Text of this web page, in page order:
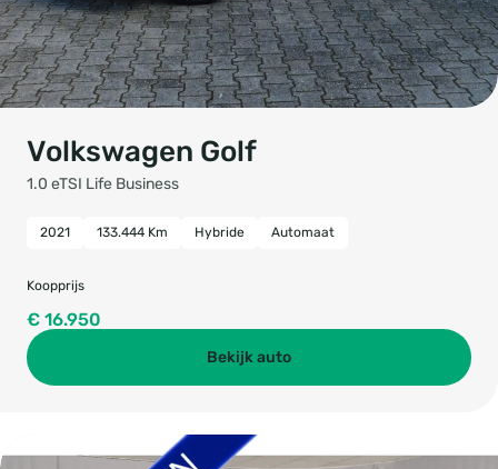
Volkswagen Golf
1.0 eTSI Life Business
2021 133.444 Km Hybride Automaat
Koopprijs
€ 16.950
Bekijk auto